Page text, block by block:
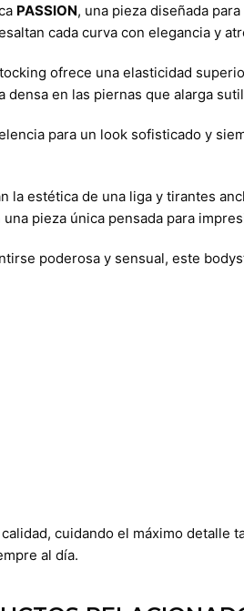
PASSION, una pieza diseñada
cada curva con elegancia y
ofrece una elasticidad
en las piernas que alarga
para un look sofisticado y
estética de una liga y tirantes
pieza única pensada para
poderosa y sensual, este
cuidando el máximo
al día.